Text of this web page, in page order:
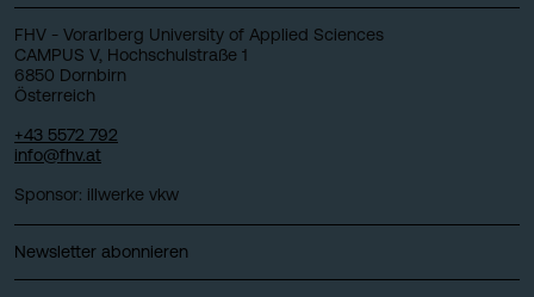
FHV - Vorarlberg University of Applied Sciences
CAMPUS V, Hochschulstraße 1
6850 Dornbirn
Österreich
+43 5572 792
info@fhv.at
Sponsor: illwerke vkw
Newsletter abonnieren